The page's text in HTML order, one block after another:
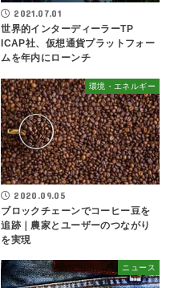
2021.07.01
世界的インターディーラーTP
ICAP社、仮想通貨プラットフォー
ムを年内にローンチ
環境・エネルギー
2020.09.05
ブロックチェーンでコーヒー豆を
追跡｜農家とユーザーのつながり
を実現
ニュース